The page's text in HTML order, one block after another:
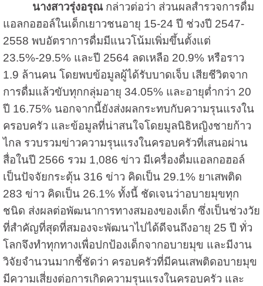
นางสาวรุ่งอรุณกล่าวต่อว่า ส่วนผลสำรวจการดื่ม
แอลกอฮอล์ในเด็กเยาวชนอายุ 15-24 ปี ช่วงปี 2547-
2558 พบอัตราการดื่มมีแนวโน้มเพิ่มขึ้นตั้งแต่
23.5%-29.5% และปี 2564 ลดเหลือ 20.9% หรือราว
1.9 ล้านคน โดยพบข้อมูลผู้ได้รับบาดเจ็บ เสียชีวิตจาก
การดื่มแล้วขับทุกกลุ่มอายุ 34.05% และอายุต่ำกว่า 20
ปี 16.75% นอกจากนี้ยังส่งผลกระทบกับความรุนแรงใน
ครอบครัว และข้อมูลที่น่าสนใจโดยมูลนิธิหญิงชายก้าว
ไกล รวบรวมข่าวความรุนแรงในครอบครัวที่เสนอผ่าน
สื่อในปี 2566 รวม 1,086 ข่าว มีเครื่องดื่มแอลกอฮอล์
เป็นปัจจัยกระตุ้น 316 ข่าว คิดเป็น 29.1% ยาเสพติด
283 ข่าว คิดเป็น 26.1% ทั้งนี้ ชัดเจนว่าอบายมุขทุก
ชนิด ส่งผลต่อพัฒนาการทางสมองของเด็ก ซึ่งเป็นช่วงวัย
ที่สำคัญที่สุดที่สมองจะพัฒนาไปได้ดีจนถึงอายุ 25 ปี ทั่ว
โลกจึงทำทุกทางเพื่อปกป้องเด็กจากอบายมุข และมีงาน
วิจัยจำนวนมากชี้ชัดว่า ครอบครัวที่มีคนเสพติดอบายมุข
มีความเสี่ยงต่อการเกิดความรุนแรงในครอบครัว และ